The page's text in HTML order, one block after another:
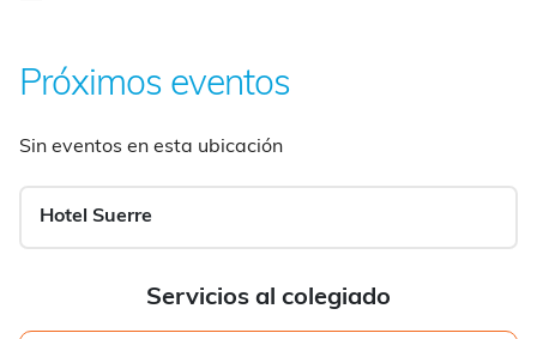
Servicios al colegiado
Próximos eventos
Sin eventos en esta ubicación
Hotel Suerre